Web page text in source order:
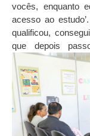
vocês, enquanto
acesso ao
qualificou,
que depois